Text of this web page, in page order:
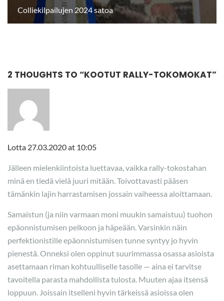
Colliekilpailujen 2024 satoa
2 THOUGHTS TO “KOOTUT RALLY-TOKOMOKAT”
Lotta 27.03.2020 at 10:05
Jälleen mielenkiintoista luettavaa, vaikka rally-tokostahan
minä en tiedä vielä juuri mitään. Toivottavasti pääsen
tämänkin lajin harrastamisen jossain vaiheessa aloittamaan.
Samaistun (ja niin varmaan moni muukin samaistuu) tuohon
epäonnistumisen pelkoon ja häpeään. Varsinkin näin
perfektionistille epäonnistumisen tunne syntyy jo hyvin
pienestä. Onneksi olen oppinut suurimmassa osassa asioista
asettamaan riman kohtuulliselle tasolle — aina ei tarvitse
tavoitella parasta mahdollista tulosta. Muuten ajaa itsensä
loppuun. Joissain itselleni hyvin tärkeissä asioissa olen